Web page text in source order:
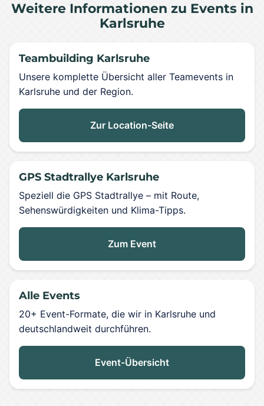
Weitere Informationen zu Events in
Karlsruhe
Teambuilding Karlsruhe
Unsere komplette Übersicht aller Teamevents in
Karlsruhe und der Region.
Zur Location-Seite
GPS Stadtrallye Karlsruhe
Speziell die GPS Stadtrallye – mit Route,
Sehenswürdigkeiten und Klima-Tipps.
Zum Event
Alle Events
20+ Event-Formate, die wir in Karlsruhe und
deutschlandweit durchführen.
Event-Übersicht